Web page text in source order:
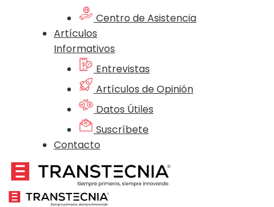
Centro de Asistencia
Artículos
Informativos
Entrevistas
Artículos de Opinión
Datos Útiles
Suscríbete
Contacto